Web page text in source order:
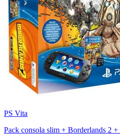
PS Vita
Pack consola slim + Borderlands 2